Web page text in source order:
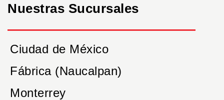
Nuestras Sucursales
Ciudad de México
Fábrica (Naucalpan)
Monterrey